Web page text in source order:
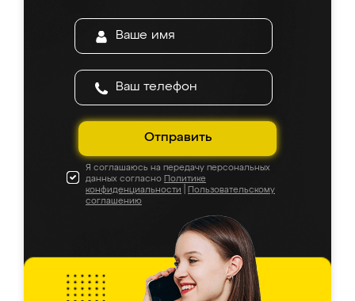
Отправить
Я соглашаюсь на передачу персональных
данных согласно Политике
конфиденциальности
Пользовательскому
соглашению